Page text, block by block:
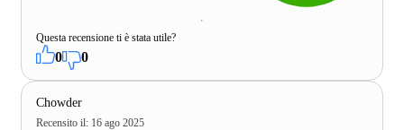
Questa recensione ti è stata utile?
0 0
Chowder
Recensito il: 16 ago 2025